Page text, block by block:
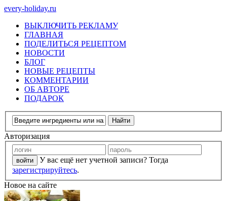
every-holiday.ru
ВЫКЛЮЧИТЬ РЕКЛАМУ
ГЛАВНАЯ
ПОДЕЛИТЬСЯ РЕЦЕПТОМ
НОВОСТИ
БЛОГ
НОВЫЕ РЕЦЕПТЫ
КОММЕНТАРИИ
ОБ АВТОРЕ
ПОДАРОК
Авторизация
У вас ещё нет учетной записи? Тогда
зарегистрируйтесь.
Новое на сайте